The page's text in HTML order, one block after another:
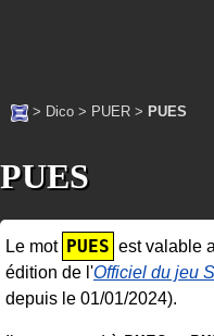
> Dico > PUER > PUES
PUES
Le mot PUES est valable
édition de l'Officiel du jeu
depuis le 01/01/2024).